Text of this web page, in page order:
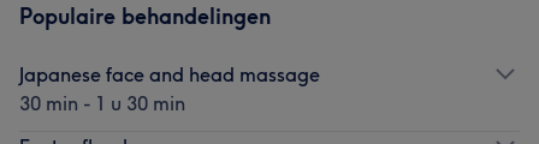
Populaire behandelingen
Japanese face and head massage
30 min - 1 u 30 min